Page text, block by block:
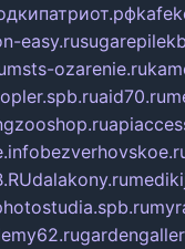
easy.ru
msts-ozarenie.ru
aid70.ru
dalakony.ru